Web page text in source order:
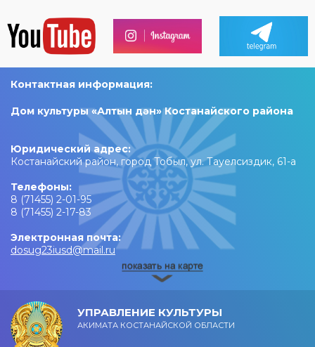
Контактная информация:
Дом культуры «Алтын дән» Костанайского района
Юридический адрес:
Костанайский район, город Тобыл, ул. Тауелсиздик, 61-а
Телефоны:
8 (71455) 2-01-95
8 (71455) 2-17-83
Электронная почта:
dosug23iusd@mail.ru
УПРАВЛЕНИЕ КУЛЬТУРЫ
АКИМАТА КОСТАНАЙСКОЙ ОБЛАСТИ